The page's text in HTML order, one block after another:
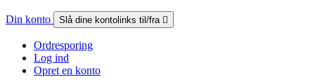
Din konto Slå dine kontolinks til/fra 
Ordresporing
Log ind
Opret en konto